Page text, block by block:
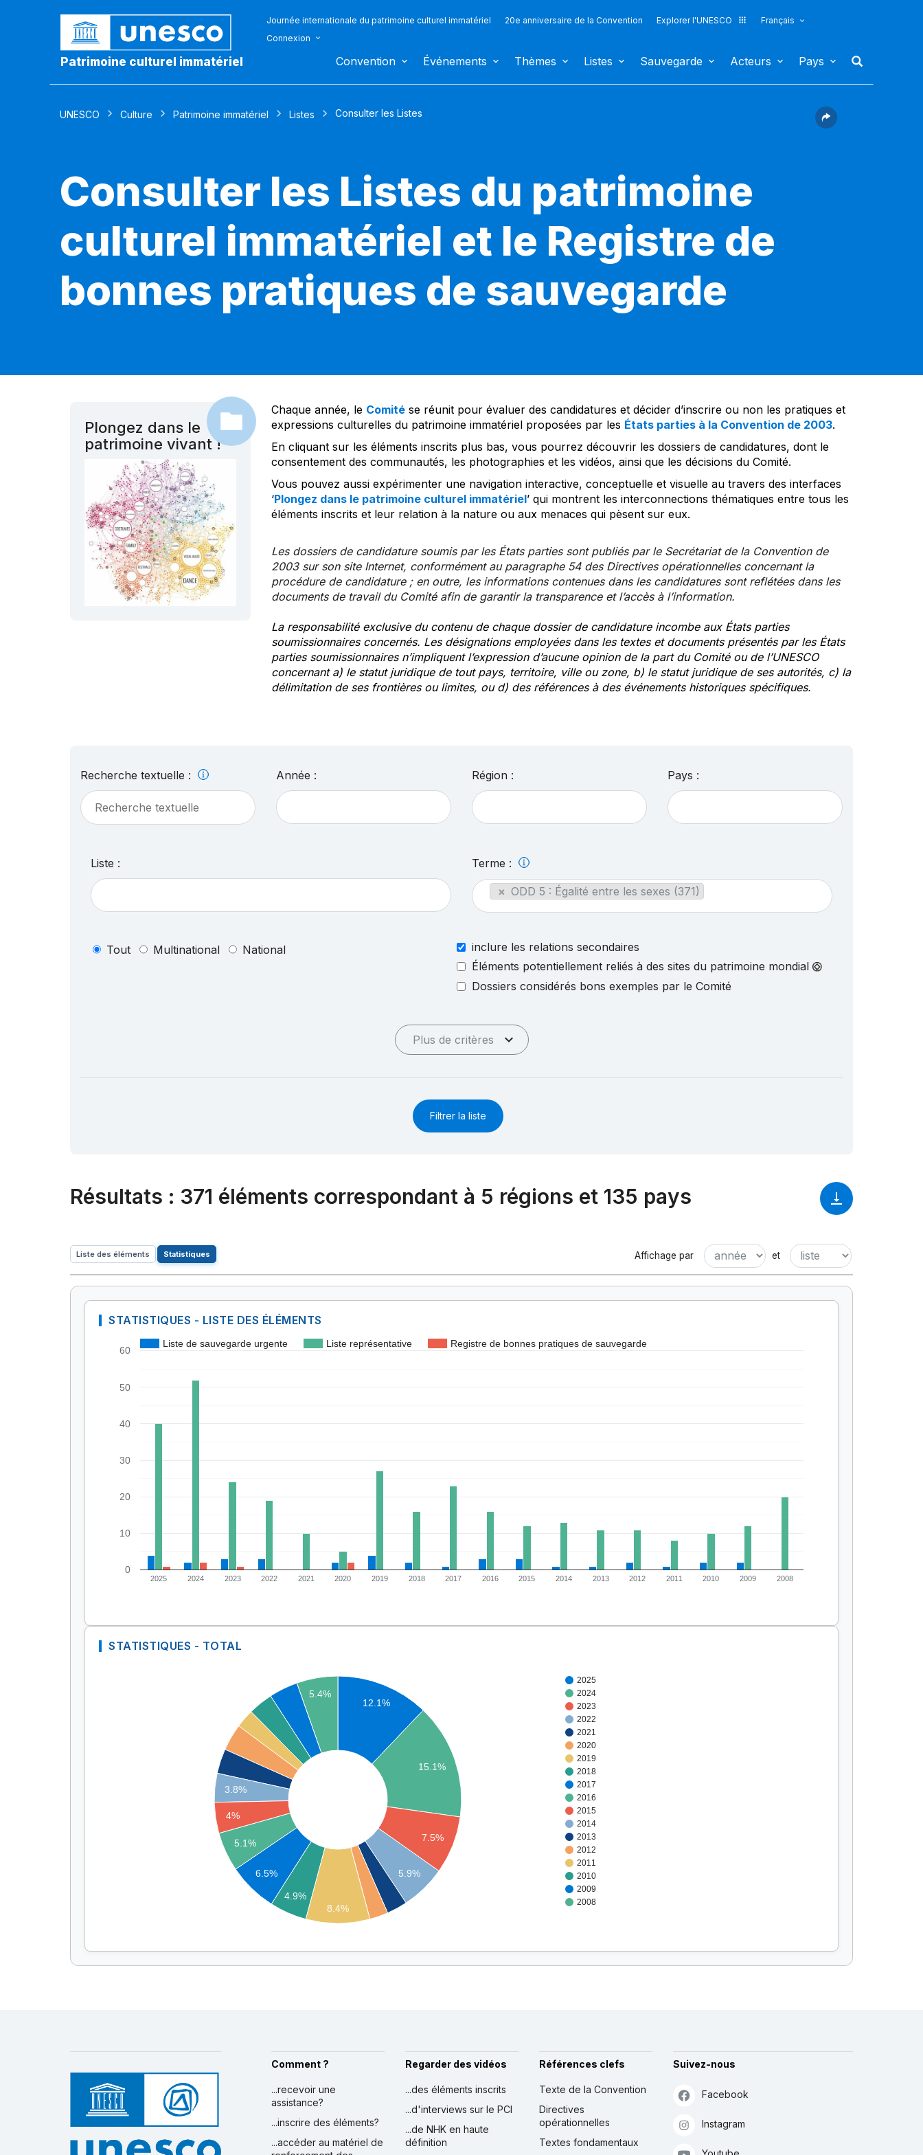
Patrimoine culturel immatériel
Journée internationale du patrimoine culturel immatériel 20e anniversaire de la Convention Explorer l'UNESCO
Français
Connexion
Convention Événements Thèmes Listes Sauvegarde Acteurs Pays
UNESCO Culture Patrimoine immatériel Listes Consulter les Listes
Consulter les Listes du patrimoine
culturel immatériel et le Registre de
bonnes pratiques de sauvegarde
Plongez dans le
patrimoine vivant !
Chaque année, le Comitése réunit pour évaluer des candidatures et décider d’inscrire ou non les pratiques et
expressions culturelles du patrimoine immatériel proposées par les États parties à la Convention de 2003.
En cliquant sur les éléments inscrits plus bas, vous pourrez découvrir les dossiers de candidatures, dont le
consentement des communautés, les photographies et les vidéos, ainsi que les décisions du Comité.
Vous pouvez aussi expérimenter une navigation interactive, conceptuelle et visuelle au travers des interfaces
‘Plongez dans le patrimoine culturel immatériel’ qui montrent les interconnections thématiques entre tous les
éléments inscrits et leur relation à la nature ou aux menaces qui pèsent sur eux.
Les dossiers de candidature soumis par les États parties sont publiés par le Secrétariat de la Convention de
2003 sur son site Internet, conformément au paragraphe 54 des Directives opérationnelles concernant la
procédure de candidature ; en outre, les informations contenues dans les candidatures sont reflétées dans les
documents de travail du Comité afin de garantir la transparence et l’accès à l’information.
La responsabilité exclusive du contenu de chaque dossier de candidature incombe aux États parties
soumissionnaires concernés. Les désignations employées dans les textes et documents présentés par les États
parties soumissionnaires n’impliquent l’expression d’aucune opinion de la part du Comité ou de l’UNESCO
concernant a) le statut juridique de tout pays, territoire, ville ou zone, b) le statut juridique de ses autorités, c) la
délimitation de ses frontières ou limites, ou d) des références à des événements historiques spécifiques.
Recherche textuelle : Année : Région : Pays :
Liste : Terme :
× ODD 5 : Égalité entre les sexes (371)
Tout Multinational National
inclure les relations secondaires
Éléments potentiellement reliés à des sites du patrimoine mondial
Dossiers considérés bons exemples par le Comité
Plus de critères
Filtrer la liste
Résultats : 371 éléments correspondant à 5 régions et 135 pays
Liste des éléments Statistiques Affichage par et
STATISTIQUES - LISTE DES ÉLÉMENTS
Liste de sauvegarde urgente Liste représentative Registre de bonnes pratiques de sauvegarde
2025 2024 2023 2022 2021 2020 2019 2018 2017 2016 2015 2014 2013 2012 2011 2010 2009 2008
0
10
20
30
40
50
60
STATISTIQUES - TOTAL
2025
2024
2023
2022
2021
2020
2019
2018
2017
2016
2015
2014
2013
2012
2011
2010
2009
2008
12.1%
15.1%
7.5%
5.9%
5.4%
3.8%
4%
5.1%
6.5%
4.9%
8.4%
Comment ?
...recevoir une
assistance?
...inscrire des éléments?
...accéder au matériel de
Regarder des vidéos
...des éléments inscrits
...d'interviews sur le PCI
...de NHK en haute
définition
Références clefs
Texte de la Convention
Directives
opérationnelles
Textes fondamentaux
Suivez-nous
Facebook
Instagram